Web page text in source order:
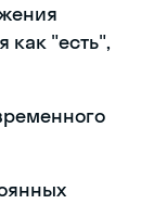
как "есть",